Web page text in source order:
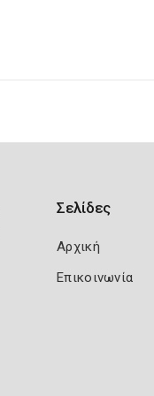
Σελίδες
Αρχική
Επικοινωνία